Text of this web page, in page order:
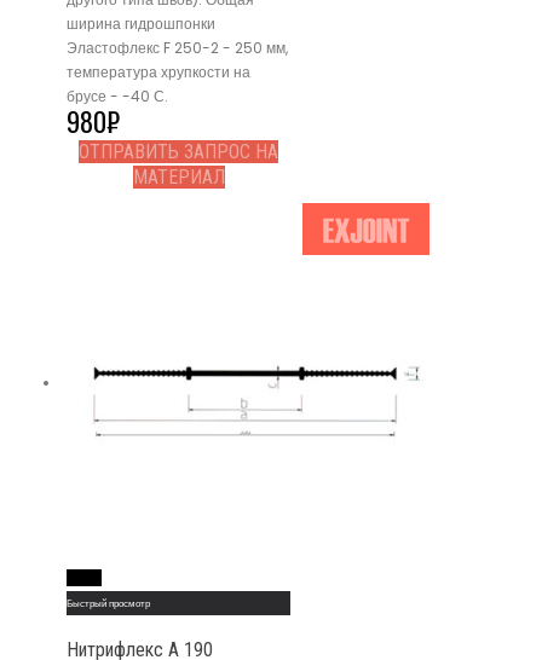
ширина гидрошпонки
Эластофлекс F 250-2 - 250 мм,
температура хрупкости на
брусе - -40 С.
980₽
ОТПРАВИТЬ ЗАПРОС НА
МАТЕРИАЛ
Быстрый просмотр
Нитрифлекс А 190